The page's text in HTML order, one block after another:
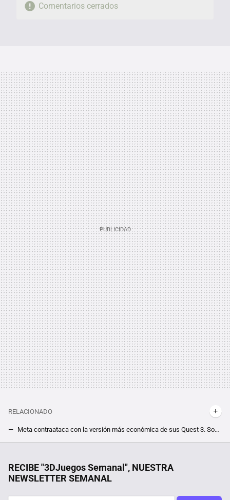
Comentarios cerrados
RELACIONADO
Meta contraataca con la versión más económica de sus Quest 3. Son 200 dólares más baratas y llegarán en tan solo dos semanas
Este shooter multijugador ha querido imitar demasiado bien a Concord, pero al menos aún es jugable
RECIBE "3DJuegos Semanal", NUESTRA
NEWSLETTER SEMANAL